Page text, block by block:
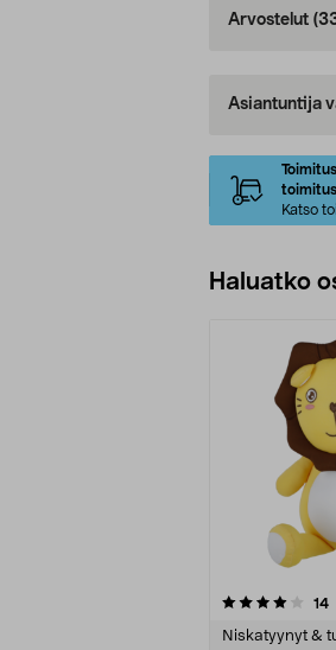
Arvostelut
Asiantuntija
Katso
Haluatko
14
Niskatyynyt &